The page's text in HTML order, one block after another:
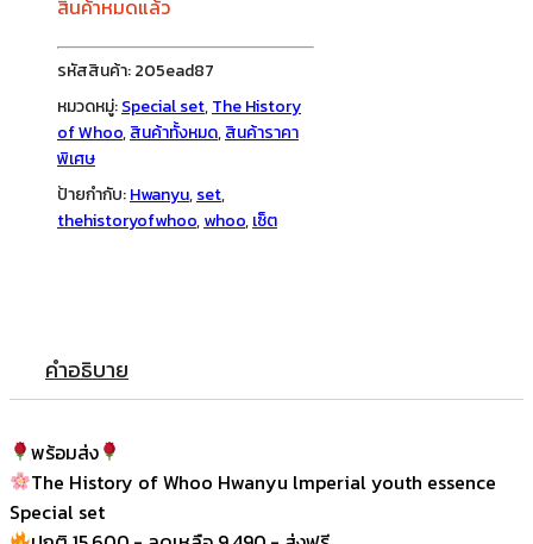
สินค้าหมดแล้ว
รหัสสินค้า:205ead87
หมวดหมู่:Special set,The History
of Whoo,สินค้าทั้งหมด,สินค้าราคา
พิเศษ
ป้ายกำกับ:Hwanyu,set,
thehistoryofwhoo,whoo,เซ็ต
คำอธิบาย
พร้อมส่ง
The History of Whoo Hwanyu lmperial youth essence
Special set